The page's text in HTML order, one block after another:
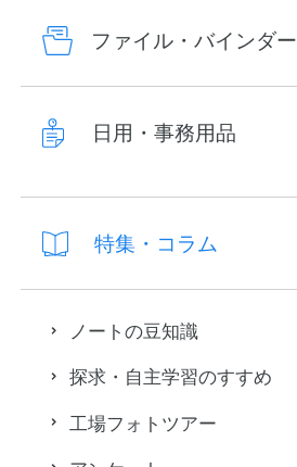
ファイル・バインダー
日用・事務用品
特集・コラム
ノートの豆知識
探求・自主学習のすすめ
工場フォトツアー